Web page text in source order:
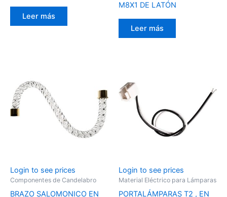
Leer más
M8X1 DE LATÓN
Leer más
Login to see prices
Componentes de Candelabro
BRAZO SALOMONICO EN
Login to see prices
Material Eléctrico para Lámparas
PORTALÁMPARAS T2 , EN